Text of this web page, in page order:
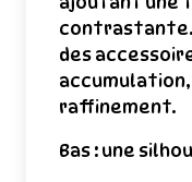
contrastante.
des
raffinement.
Bas : une